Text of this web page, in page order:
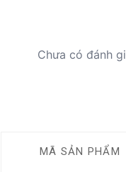
Chưa có đánh
MÃ SẢN PHẨM